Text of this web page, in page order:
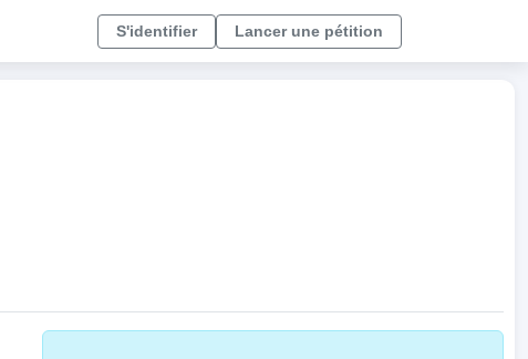
S'identifier Lancer une pétition